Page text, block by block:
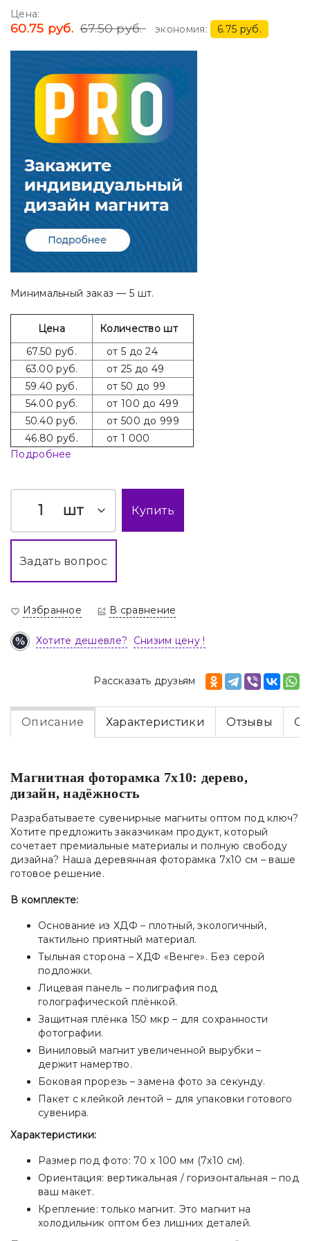
Цена:
60.75 руб. 67.50 руб. экономия: 6.75 руб.
Минимальный заказ — 5 шт.
Цена
Количество шт
67.50 руб.
от 5 до 24
63.00 руб.
от 25 до 49
59.40 руб.
от 50 до 99
54.00 руб.
от 100 до 499
50.40 руб.
от 500 до 999
46.80 руб.
от 1 000
Подробнее
шт Купить
Задать вопрос
Избранное В сравнение
Хотите дешевле? Снизим цену !
Рассказать друзьям
Описание Характеристики Отзывы
Магнитная фоторамка 7х10: дерево,
дизайн, надёжность
Разрабатываете сувенирные магниты оптом под ключ?
Хотите предложить заказчикам продукт, который
сочетает премиальные материалы и полную свободу
дизайна? Наша деревянная фоторамка 7х10 см – ваше
готовое решение.
В комплекте:
Основание из ХДФ – плотный, экологичный,
тактильно приятный материал.
Тыльная сторона – ХДФ «Венге». Без серой
подложки.
Лицевая панель – полиграфия под
голографической плёнкой.
Защитная плёнка 150 мкр – для сохранности
фотографии.
Виниловый магнит увеличенной вырубки –
держит намертво.
Боковая прорезь – замена фото за секунду.
Пакет с клейкой лентой – для упаковки готового
сувенира.
Характеристики:
Размер под фото: 70 х 100 мм (7х10 см).
Ориентация: вертикальная / горизонтальная – под
ваш макет.
Крепление: только магнит. Это магнит на
холодильник оптом без лишних деталей.